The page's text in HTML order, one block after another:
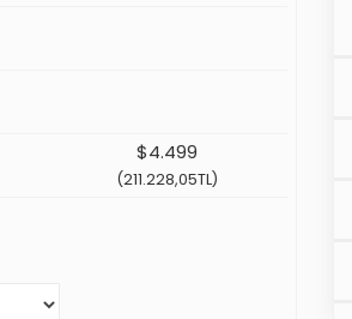
$4.499
(211.228,05TL)